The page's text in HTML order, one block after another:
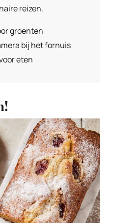
reizen.
groenten
bij het fornuis
eten